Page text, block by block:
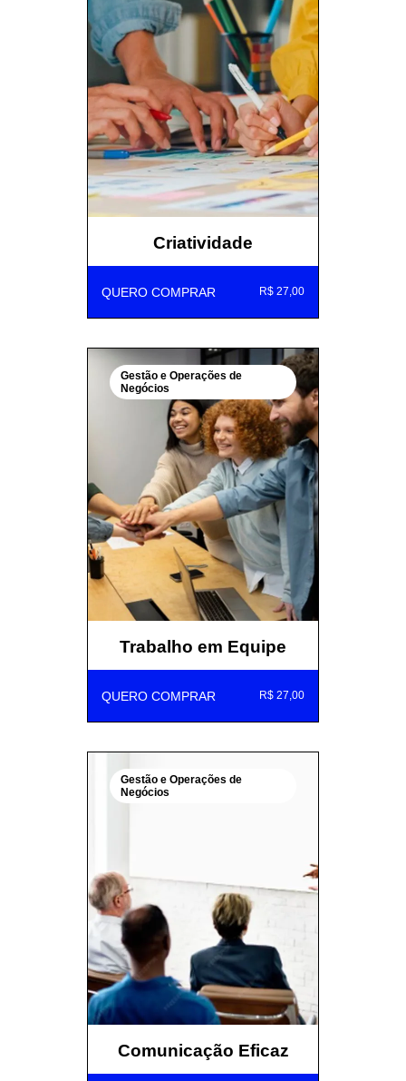
Criatividade
QUERO COMPRAR R$ 27,00
Gestão e Operações de
Negócios
Trabalho em Equipe
QUERO COMPRAR R$ 27,00
Gestão e Operações de
Negócios
Comunicação Eficaz